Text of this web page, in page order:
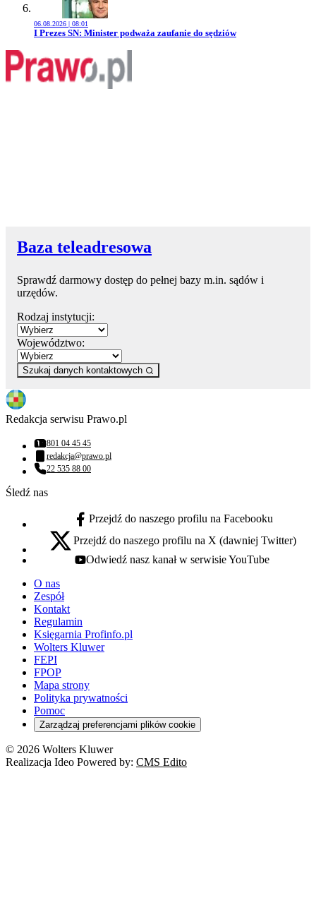
06.08.2026 | 08:01
Przejdź do artykułu:
I Prezes SN: Minister podważa zaufanie do sędziów
Baza teleadresowa
Sprawdź darmowy dostęp do pełnej bazy m.in. sądów i
urzędów.
Rodzaj instytucji:
Województwo:
Szukaj danych kontaktowych
Redakcja serwisu Prawo.pl
Numer telefonu:
801 04 45 45
Adres email:
redakcja@prawo.pl
Numer telefonu:
22 535 88 00
Śledź nas
facebook - otwiera się w nowej karcie
Przejdź do naszego profilu na Facebooku
x - otwiera się w nowej karcie
Przejdź do naszego profilu na X (dawniej Twitter)
youtube - otwiera się w nowej karcie
Odwiedź nasz kanał w serwisie YouTube
O nas
Zespół
Kontakt
Regulamin
Księgarnia Profinfo.pl
Wolters Kluwer
FEPI
FPOP
Mapa strony
Polityka prywatności
Pomoc
Zarządzaj preferencjami plików cookie
© 2026 Wolters Kluwer
Realizacja Ideo Powered by: CMS Edito